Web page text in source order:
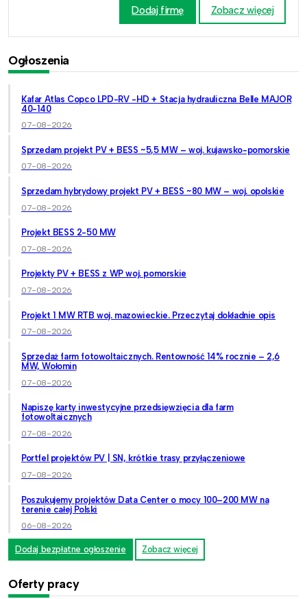
Dodaj firmę Zobacz więcej
Ogłoszenia
Kafar Atlas Copco LPD-RV -HD + Stacja hydrauliczna Belle MAJOR
40-140
07-08-2026
Sprzedam projekt PV + BESS ~5,5 MW – woj. kujawsko-pomorskie
07-08-2026
Sprzedam hybrydowy projekt PV + BESS ~80 MW – woj. opolskie
07-08-2026
Projekt BESS 2-50 MW
07-08-2026
Projekty PV + BESS z WP woj. pomorskie
07-08-2026
Projekt 1 MW RTB woj. mazowieckie. Przeczytaj dokładnie opis
07-08-2026
Sprzedaż farm fotowoltaicznych. Rentowność 14% rocznie – 2,6
MW, Wołomin
07-08-2026
Napiszę karty inwestycyjne przedsięwzięcia dla farm
fotowoltaicznych
07-08-2026
Portfel projektów PV | SN, krótkie trasy przyłączeniowe
07-08-2026
Poszukujemy projektów Data Center o mocy 100–200 MW na
terenie całej Polski
06-08-2026
Dodaj bezpłatne ogłoszenie Zobacz więcej
Oferty pracy